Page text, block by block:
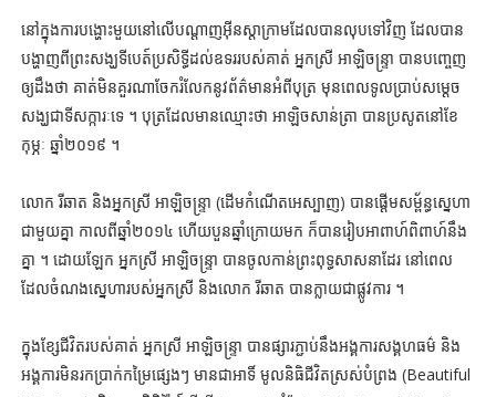
នៅក្នុងការបង្ហោះមួយនៅលើបណ្ដាញអ៊ីនស្តាក្រាមដែលបានលុបទៅវិញ ដែលបាន
បង្ហាញពីព្រះសង្ឃទីបេត៍ប្រសិទ្ធីដល់ឧទររបស់គាត់ អ្នកស្រី អាឡិចន្ទ្រា បានបញ្ចេញ
ឲ្យដឹងថា គាត់មិនគួរណាចែករំលែកនូវព័ត៌មានអំពីបុត្រ មុនពេលទូលប្រាប់សម្ដេច
សង្ឃជាទីសក្ការៈទេ ។ បុត្រដែលមានឈ្មោះថា អាឡិចសាន់ត្រា បានប្រសូតនៅខែ
កុម្ភៈ ឆ្នាំ២០១៩ ។
លោក រីឆាត និងអ្នកស្រី អាឡិចន្ទ្រា (ដើមកំណើតអេស្បាញ) បានផ្ដើមសម្ព័ន្ធស្នេហា
ជាមួយគ្នា កាលពីឆ្នាំ២០១៤ ហើយបួនឆ្នាំក្រោយមក ក៏បានរៀបអាពាហ៍ពិពាហ៍នឹង
គ្នា ។ ដោយឡែក អ្នកស្រី អាឡិចន្ទ្រា បានចូលកាន់ព្រះពុទ្ធសាសនាដែរ នៅពេល
ដែលចំណងស្នេហារបស់អ្នកស្រី និងលោក រីឆាត បានក្លាយជាផ្លូវការ ។
ក្នុងខ្សែជីវិតរបស់គាត់ អ្នកស្រី អាឡិចន្ទ្រា បានផ្សារភ្ជាប់នឹងអង្គការសង្គហធម៌ និង
អង្គការមិនរកប្រាក់កម្រៃផ្សេងៗ មានជាអាទិ៍ មូលនិធិជីវិតស្រស់បំព្រង (Beautiful